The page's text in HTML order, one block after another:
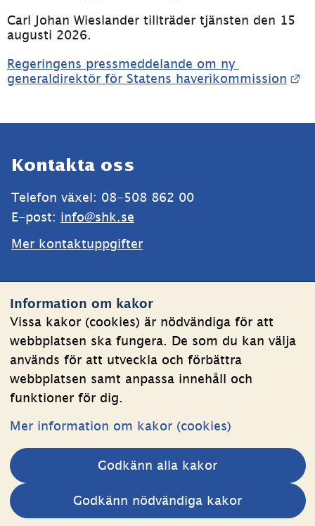
Information om kakor
Vissa kakor (cookies) är nödvändiga för att
webbplatsen ska fungera. De som du kan välja
används för att utveckla och förbättra
webbplatsen samt anpassa innehåll och
funktioner för dig.
Mer information om kakor (cookies)
Godkänn alla kakor
Godkänn nödvändiga kakor
Carl Johan Wieslander tillträder tjänsten den 15
augusti 2026.
Regeringens pressmeddelande om ny
generaldirektör för Statens haverikommission
Kontakta oss
Telefon växel: 08-508 862 00
E-post: info@shk.se
Mer kontaktuppgifter
Om kakor
Behandling av personuppgifter
Tillgänglighetsredogörelse
Följ oss
(länk
Andra webbplatser